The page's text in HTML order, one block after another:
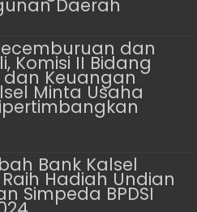
Daerah
dan
Komisi II Bidang
dan Keuangan
Minta Usaha
Bank Kalsel
Hadiah Undian
Simpeda BPDSI